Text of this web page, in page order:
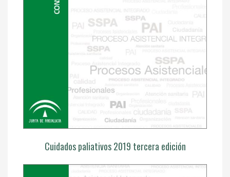
Cuidados paliativos 2019 tercera edición